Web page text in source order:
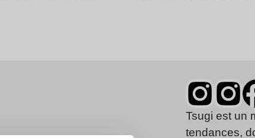
Tsugi est un
tendances,